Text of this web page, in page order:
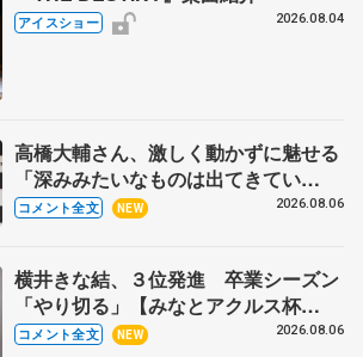
アイスショー 2026.08.04
高橋大輔さん、激しく動かずに魅せる
「深みみたいなものは出てきてい
る？」 〝兄さん〟と慕うレジェンド
コメント全文 NEW 2026.08.06
横井きな結、３位発進 卒業シーズン
「やり切る」【みなとアクルス杯
SP】
コメント全文 NEW 2026.08.06